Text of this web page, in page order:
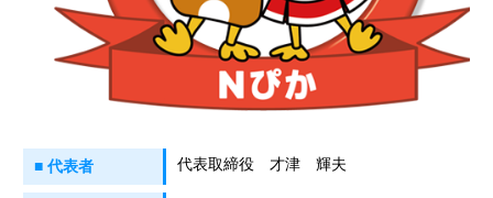
■ 代表者 代表取締役 才津 輝夫